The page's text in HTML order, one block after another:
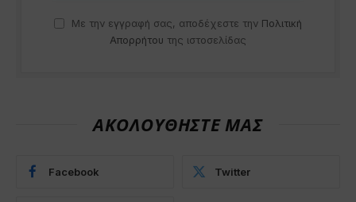
Με την εγγραφή σας, αποδέχεστε την Πολιτική
Απορρήτου της ιστοσελίδας
ΑΚΟΛΟΥΘΗΣΤΕ ΜΑΣ
Facebook Twitter